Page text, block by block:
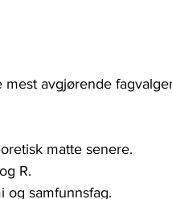
avgjørende
matte senere.
R.
og samfunnsfag.